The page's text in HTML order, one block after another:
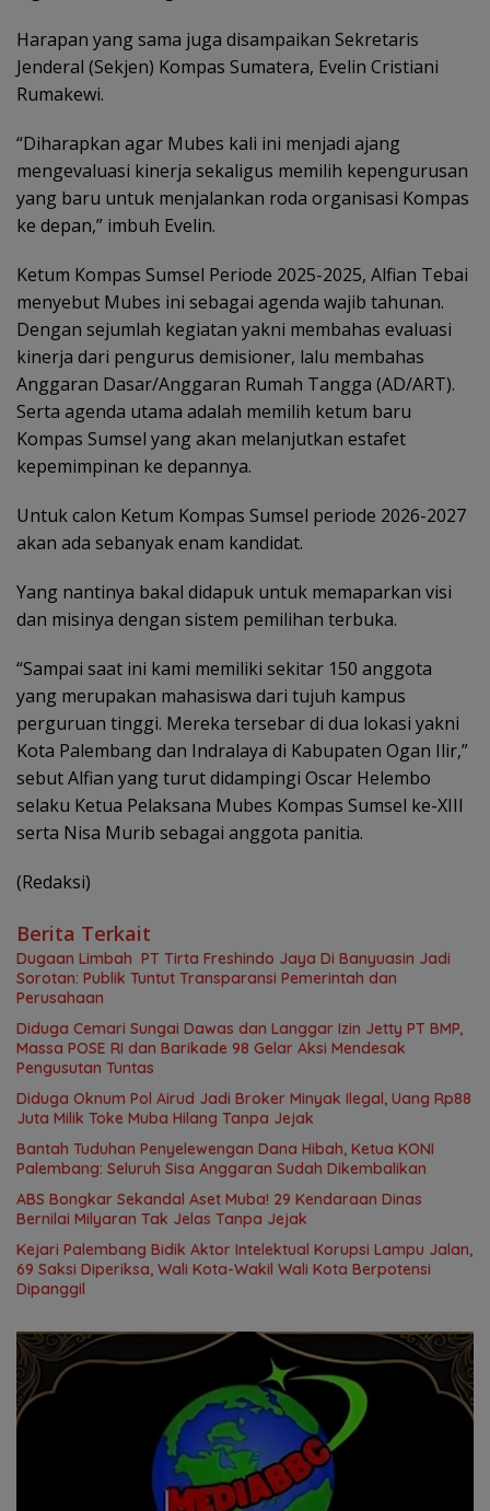
Harapan yang sama juga disampaikan Sekretaris
Jenderal (Sekjen) Kompas Sumatera, Evelin Cristiani
Rumakewi.
“Diharapkan agar Mubes kali ini menjadi ajang
mengevaluasi kinerja sekaligus memilih kepengurusan
yang baru untuk menjalankan roda organisasi Kompas
ke depan,” imbuh Evelin.
Ketum Kompas Sumsel Periode 2025-2025, Alfian Tebai
menyebut Mubes ini sebagai agenda wajib tahunan.
Dengan sejumlah kegiatan yakni membahas evaluasi
kinerja dari pengurus demisioner, lalu membahas
Anggaran Dasar/Anggaran Rumah Tangga (AD/ART).
Serta agenda utama adalah memilih ketum baru
Kompas Sumsel yang akan melanjutkan estafet
kepemimpinan ke depannya.
Untuk calon Ketum Kompas Sumsel periode 2026-2027
akan ada sebanyak enam kandidat.
Yang nantinya bakal didapuk untuk memaparkan visi
dan misinya dengan sistem pemilihan terbuka.
“Sampai saat ini kami memiliki sekitar 150 anggota
yang merupakan mahasiswa dari tujuh kampus
perguruan tinggi. Mereka tersebar di dua lokasi yakni
Kota Palembang dan Indralaya di Kabupaten Ogan Ilir,”
sebut Alfian yang turut didampingi Oscar Helembo
selaku Ketua Pelaksana Mubes Kompas Sumsel ke-XIII
serta Nisa Murib sebagai anggota panitia.
(Redaksi)
Berita Terkait
Dugaan Limbah PT Tirta Freshindo Jaya Di Banyuasin Jadi
Sorotan: Publik Tuntut Transparansi Pemerintah dan
Perusahaan
Diduga Cemari Sungai Dawas dan Langgar Izin Jetty PT BMP,
Massa POSE RI dan Barikade 98 Gelar Aksi Mendesak
Pengusutan Tuntas
Diduga Oknum Pol Airud Jadi Broker Minyak Ilegal, Uang Rp88
Juta Milik Toke Muba Hilang Tanpa Jejak
Bantah Tuduhan Penyelewengan Dana Hibah, Ketua KONI
Palembang: Seluruh Sisa Anggaran Sudah Dikembalikan
ABS Bongkar Sekandal Aset Muba! 29 Kendaraan Dinas
Bernilai Milyaran Tak Jelas Tanpa Jejak
Kejari Palembang Bidik Aktor Intelektual Korupsi Lampu Jalan,
69 Saksi Diperiksa, Wali Kota-Wakil Wali Kota Berpotensi
Dipanggil